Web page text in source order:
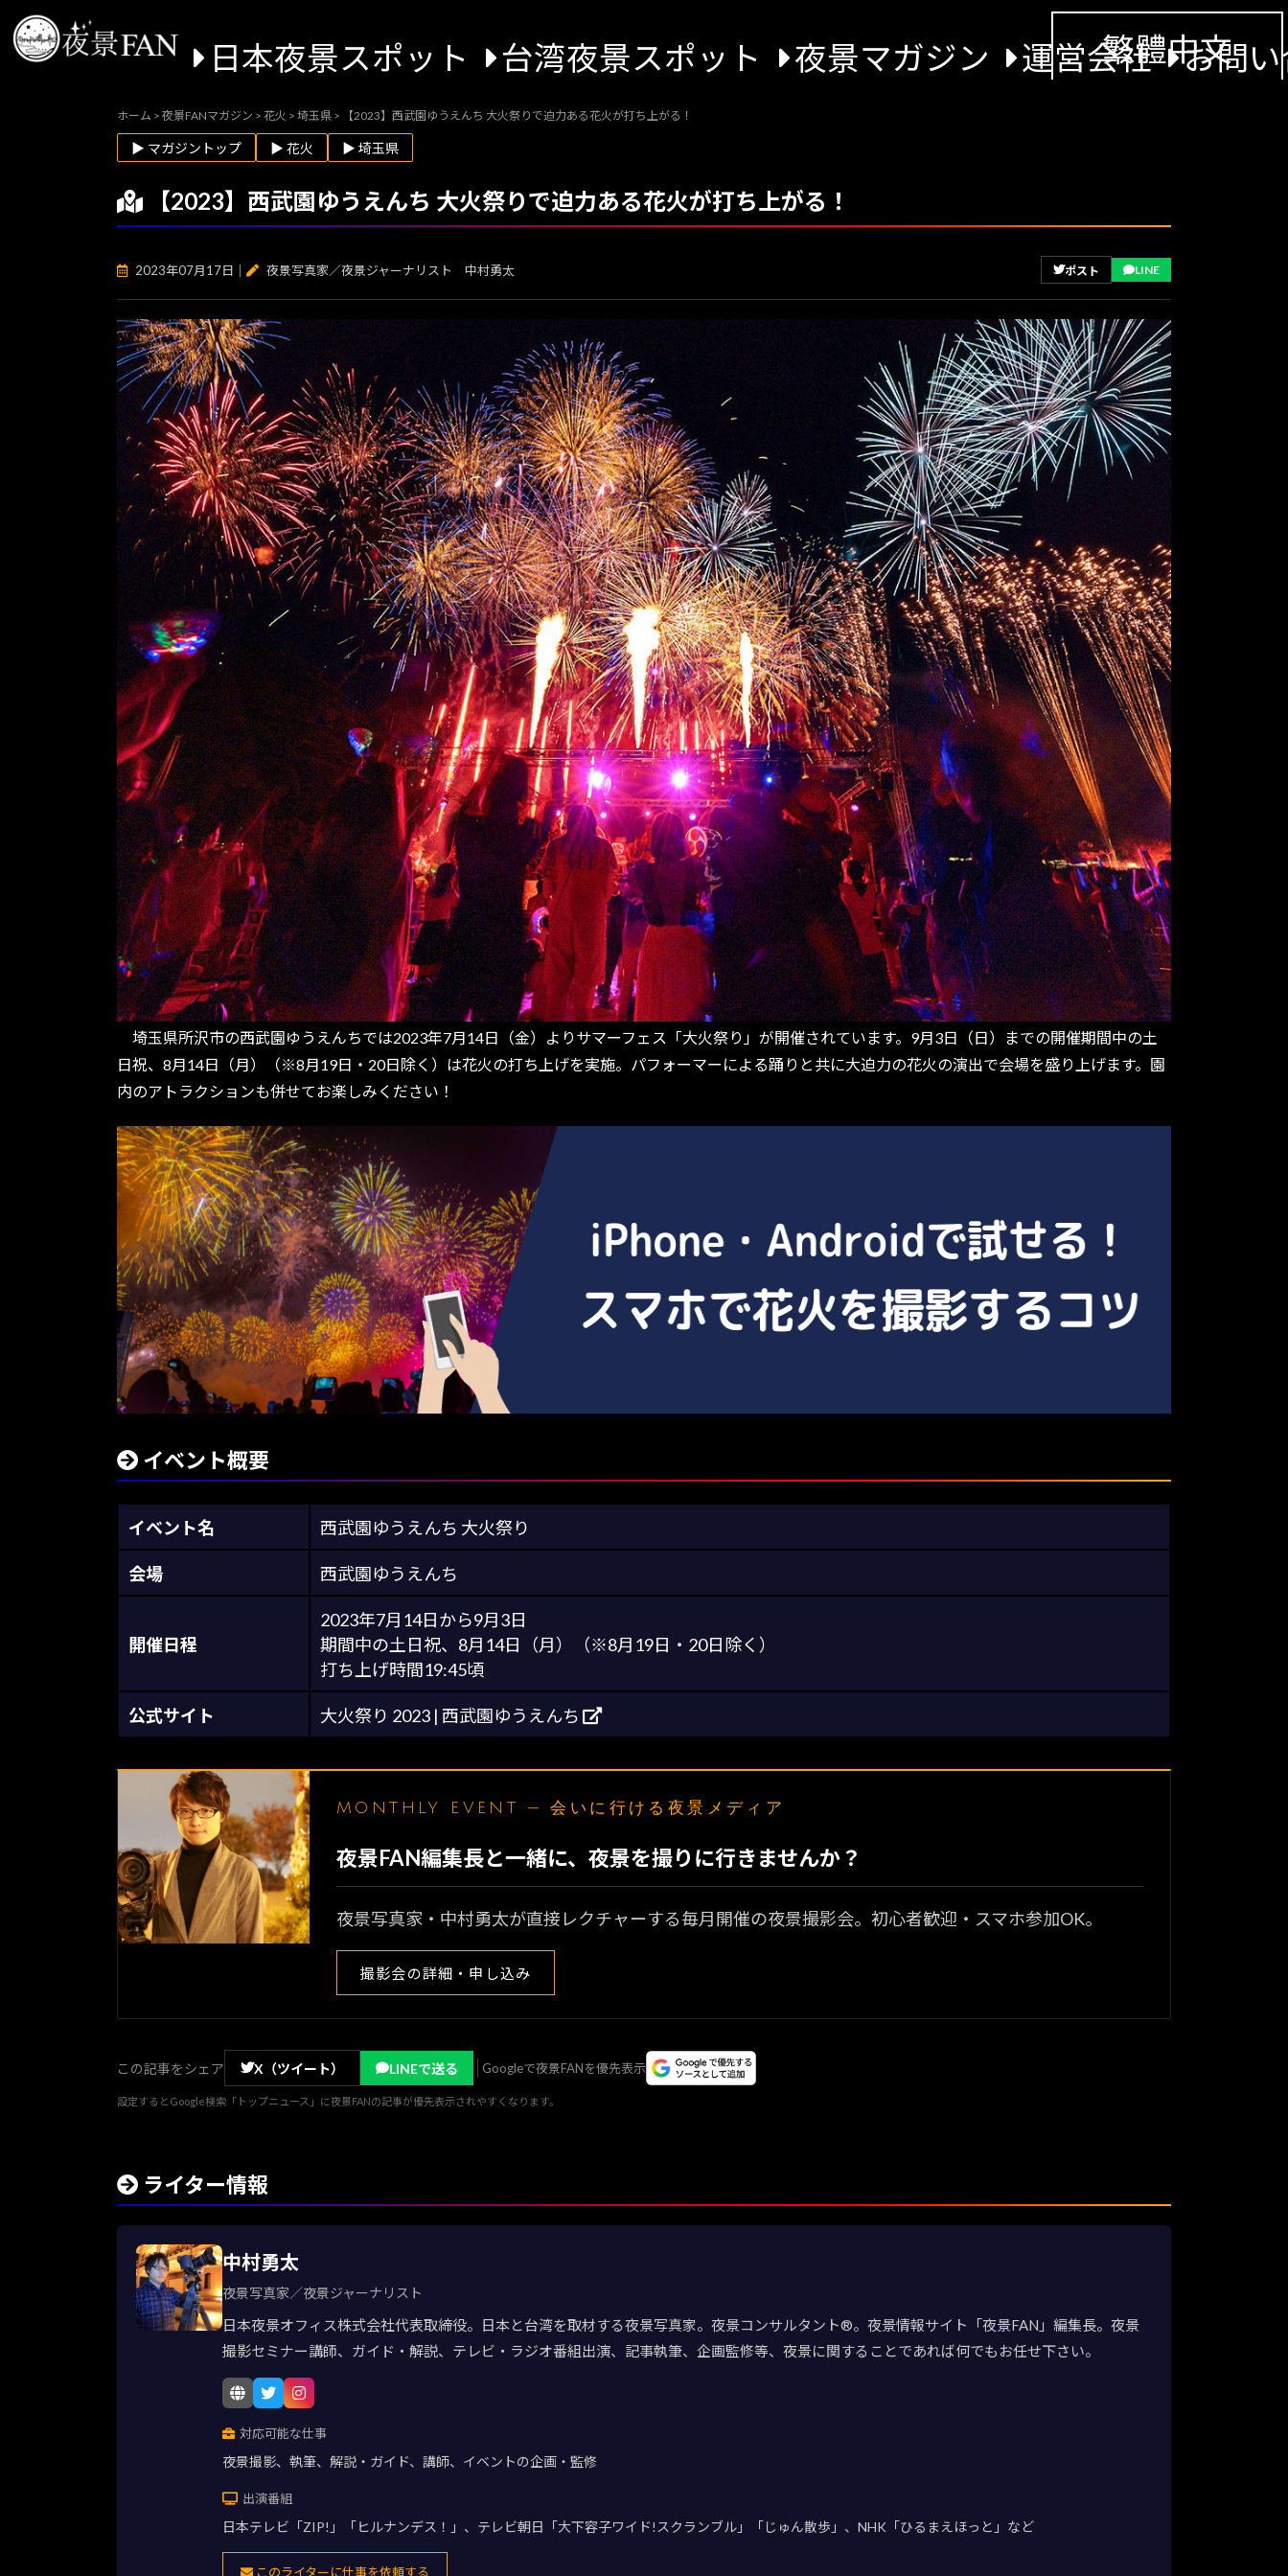
日本夜景スポット 台湾夜景スポット 夜景マガジン 運営会社 お問
繁體中文
ホーム > 夜景FANマガジン > 花火 > 埼玉県 > 【2023】西武園ゆうえんち 大火祭りで迫力ある花火が打ち上がる！
▶ マガジントップ ▶ 花火 ▶ 埼玉県
【2023】西武園ゆうえんち 大火祭りで迫力ある花火が打ち上がる！
2023年07月17日 夜景写真家／夜景ジャーナリスト 中村勇太 ポスト LINE
埼玉県所沢市の西武園ゆうえんちでは2023年7月14日（金）よりサマーフェス「大火祭り」が開催されています。9月3日（日）までの開催期間中の土
日祝、8月14日（月）（※8月19日・20日除く）は花火の打ち上げを実施。パフォーマーによる踊りと共に大迫力の花火の演出で会場を盛り上げます。園
内のアトラクションも併せてお楽しみください！
イベント概要
イベント名 西武園ゆうえんち 大火祭り
会場 西武園ゆうえんち
開催日程
2023年7月14日から9月3日
期間中の土日祝、8月14日（月）（※8月19日・20日除く）
打ち上げ時間19:45頃
公式サイト 大火祭り 2023 | 西武園ゆうえんち
MONTHLY EVENT — 会いに行ける夜景メディア
夜景FAN編集長と一緒に、夜景を撮りに行きませんか？
夜景写真家・中村勇太が直接レクチャーする毎月開催の夜景撮影会。初心者歓迎・スマホ参加OK。
撮影会の詳細・申し込み
この記事をシェア X（ツイート） LINEで送る Googleで夜景FANを優先表示
設定するとGoogle検索「トップニュース」に夜景FANの記事が優先表示されやすくなります。
ライター情報
中村勇太
夜景写真家／夜景ジャーナリスト
日本夜景オフィス株式会社代表取締役。日本と台湾を取材する夜景写真家。夜景コンサルタント®。夜景情報サイト「夜景FAN」編集長。夜景
撮影セミナー講師、ガイド・解説、テレビ・ラジオ番組出演、記事執筆、企画監修等、夜景に関することであれば何でもお任せ下さい。
対応可能な仕事
夜景撮影、執筆、解説・ガイド、講師、イベントの企画・監修
出演番組
日本テレビ「ZIP!」「ヒルナンデス！」、テレビ朝日「大下容子ワイド!スクランブル」「じゅん散歩」、NHK「ひるまえほっと」など
このライターに仕事を依頼する